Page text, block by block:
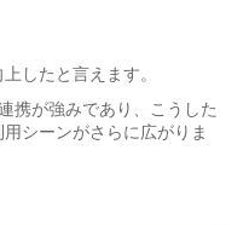
したと言えます。
携が強みであり、こうした
シーンがさらに広がりま